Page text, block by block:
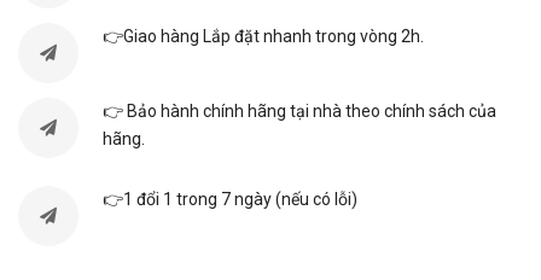
Tên
Model
Loại
👉Giao hàng Lắp đặt nhanh trong vòng 2h.
👉 Bảo hành chính hãng tại nhà theo chính sách của
hãng.
👉1 đổi 1 trong 7 ngày (nếu có lỗi)